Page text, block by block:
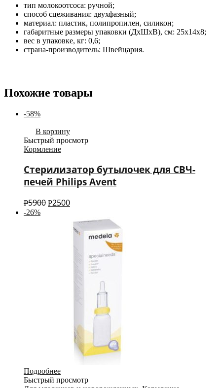
тип молокоотсоса: ручной;
способ сцеживания: двухфазный;
материал: пластик, полипропилен, силикон;
габаритные размеры упаковки (ДхШхВ), см: 25х14х8;
вес в упаковке, кг: 0,6;
страна-производитель: Швейцария.
Похожие товары
-58%
В корзину
Быстрый просмотр
Кормление
Стерилизатор бутылочек для СВЧ-
печей Philips Avent
Р5900 Р2500
-26%
Подробнее
Быстрый просмотр